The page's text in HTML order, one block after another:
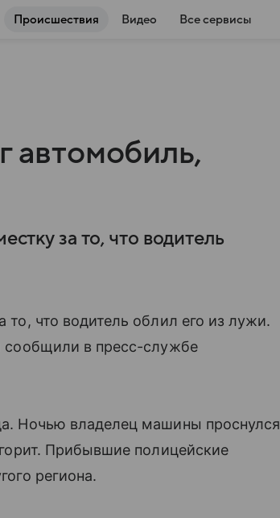
Происшествия Видео Все сервисы
автомобиль,
за то, что водитель
что водитель облил его из лужи.
сообщили в пресс-службе
Ночью владелец машины проснулся
Прибывшие полицейские
региона.